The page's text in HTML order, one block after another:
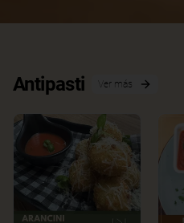
Antipasti Ver más